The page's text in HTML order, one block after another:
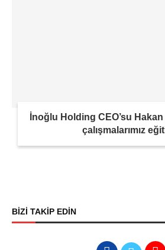
İnoğlu Holding CEO’su
çalışmalarımız
BİZİ TAKİP EDİN